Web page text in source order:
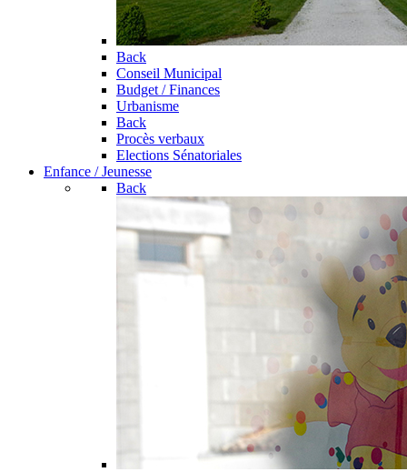
Back
Conseil Municipal
Budget / Finances
Urbanisme
Back
Procès verbaux
Elections Sénatoriales
Enfance / Jeunesse
Back